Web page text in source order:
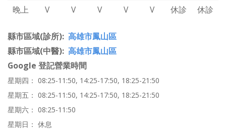
晚上
V V V V V 休診 休診
縣市區域(診所) 高雄市鳳山區
縣市區域(中醫) 高雄市鳳山區
Google 登記營業時間
星期四： 08:25-11:50, 14:25-17:50, 18:25-21:50
星期五： 08:25-11:50, 14:25-17:50, 18:25-21:50
星期六： 08:25-11:50
星期日： 休息